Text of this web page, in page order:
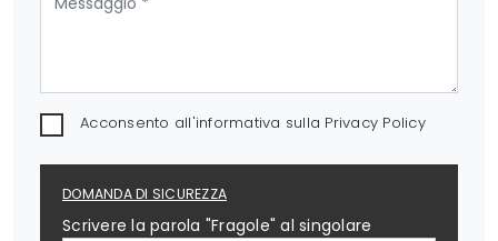
Acconsento all'informativa sulla Privacy Policy
DOMANDA DI SICUREZZA
Scrivere la parola "Fragole" al singolare